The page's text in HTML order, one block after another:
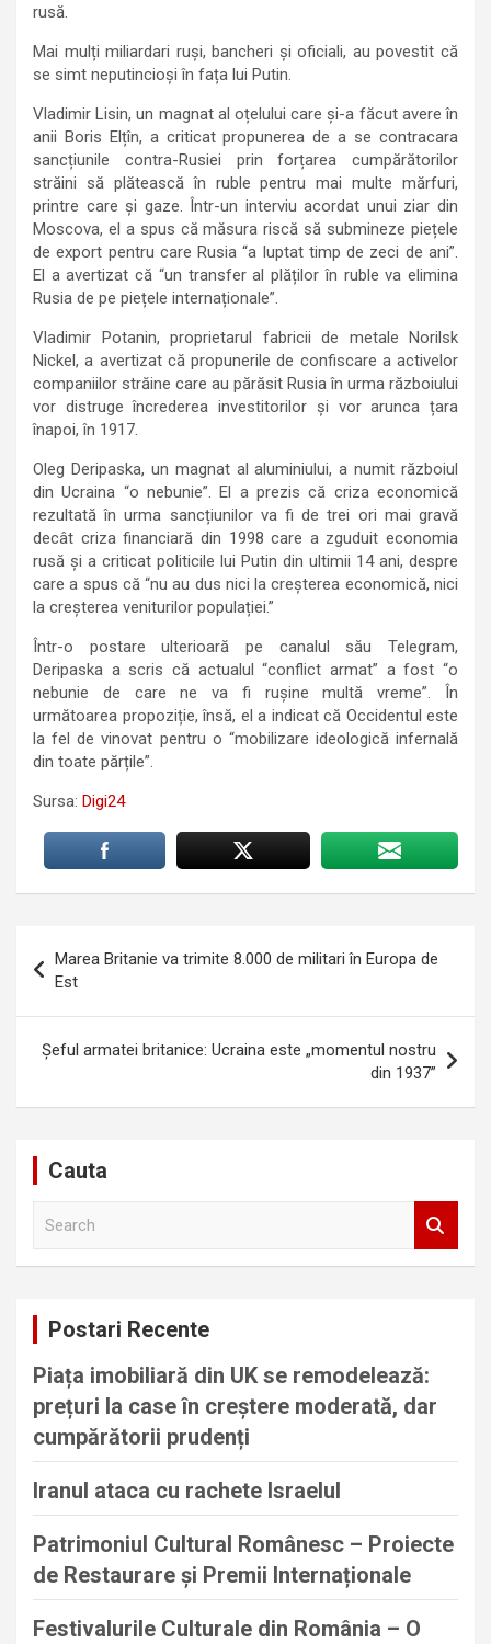
rusă.
Mai mulți miliardari ruși, bancheri și oficiali, au povestit că
se simt neputincioși în fața lui Putin.
Vladimir Lisin, un magnat al oțelului care și-a făcut avere în
anii Boris Elțîn, a criticat propunerea de a se contracara
sancțiunile contra-Rusiei prin forțarea cumpărătorilor
străini să plătească în ruble pentru mai multe mărfuri,
printre care și gaze. Într-un interviu acordat unui ziar din
Moscova, el a spus că măsura riscă să submineze piețele
de export pentru care Rusia “a luptat timp de zeci de ani”.
El a avertizat că “un transfer al plăților în ruble va elimina
Rusia de pe piețele internaționale”.
Vladimir Potanin, proprietarul fabricii de metale Norilsk
Nickel, a avertizat că propunerile de confiscare a activelor
companiilor străine care au părăsit Rusia în urma războiului
vor distruge încrederea investitorilor și vor arunca țara
înapoi, în 1917.
Oleg Deripaska, un magnat al aluminiului, a numit războiul
din Ucraina “o nebunie”. El a prezis că criza economică
rezultată în urma sancțiunilor va fi de trei ori mai gravă
decât criza financiară din 1998 care a zguduit economia
rusă și a criticat politicile lui Putin din ultimii 14 ani, despre
care a spus că “nu au dus nici la creșterea economică, nici
la creșterea veniturilor populației.”
Într-o postare ulterioară pe canalul său Telegram,
Deripaska a scris că actualul “conflict armat” a fost “o
nebunie de care ne va fi rușine multă vreme”. În
următoarea propoziție, însă, el a indicat că Occidentul este
la fel de vinovat pentru o “mobilizare ideologică infernală
din toate părțile”.
Sursa: Digi24
în
articole
Marea Britanie va trimite 8.000 de militari în Europa de
Est
Șeful armatei britanice: Ucraina este „momentul nostru
din 1937”
Cauta
Postari Recente
Piața imobiliară din UK se remodelează:
prețuri la case în creștere moderată, dar
cumpărătorii prudenți
Iranul ataca cu rachete Israelul
Patrimoniul Cultural Românesc – Proiecte
de Restaurare și Premii Internaționale
Festivalurile Culturale din România – O